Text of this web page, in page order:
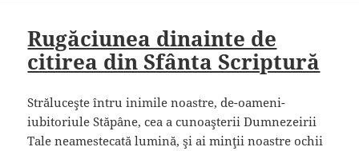
Rugăciunea dinainte de
citirea din Sfânta Scriptură
Străluceşte întru inimile noastre, de-oameni-
iubitoriule Stăpâne, cea a cunoaşterii Dumnezeirii
Tale neamestecată lumină, şi ai minţii noastre ochii